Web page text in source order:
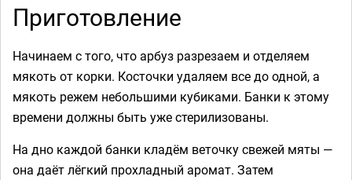
Приготовление
Начинаем с того, что арбуз разрезаем и отделяем
мякоть от корки. Косточки удаляем все до одной, а
мякоть режем небольшими кубиками. Банки к этому
времени должны быть уже стерилизованы.
На дно каждой банки кладём веточку свежей мяты —
она даёт лёгкий прохладный аромат. Затем